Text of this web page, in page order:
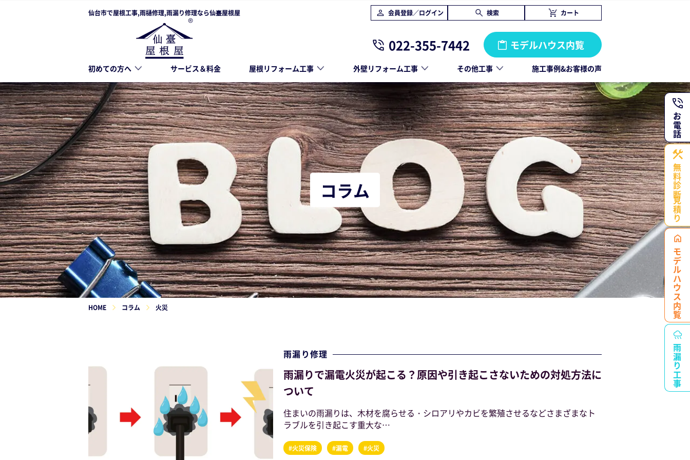
仙台市で屋根工事,雨樋修理,雨漏り修理なら仙臺屋根屋 会員登録／ログイン 検索 カート
022-355-7442 モデルハウス内覧
初めての方へ サービス＆料金 屋根リフォーム工事 外壁リフォーム工事 その他工事 施工事例&お客様の声
コラム
HOME コラム 火災
雨漏り修理
雨漏りで漏電火災が起こる？原因や引き起こさないための対処方法に
ついて
住まいの雨漏りは、木材を腐らせる・シロアリやカビを繁殖させるなどさまざまなト
ラブルを引き起こす重大な…
#火災保険 #漏電 #火災
お電話
無料診断・
見積り
モデルハウス
内覧
雨漏り工事